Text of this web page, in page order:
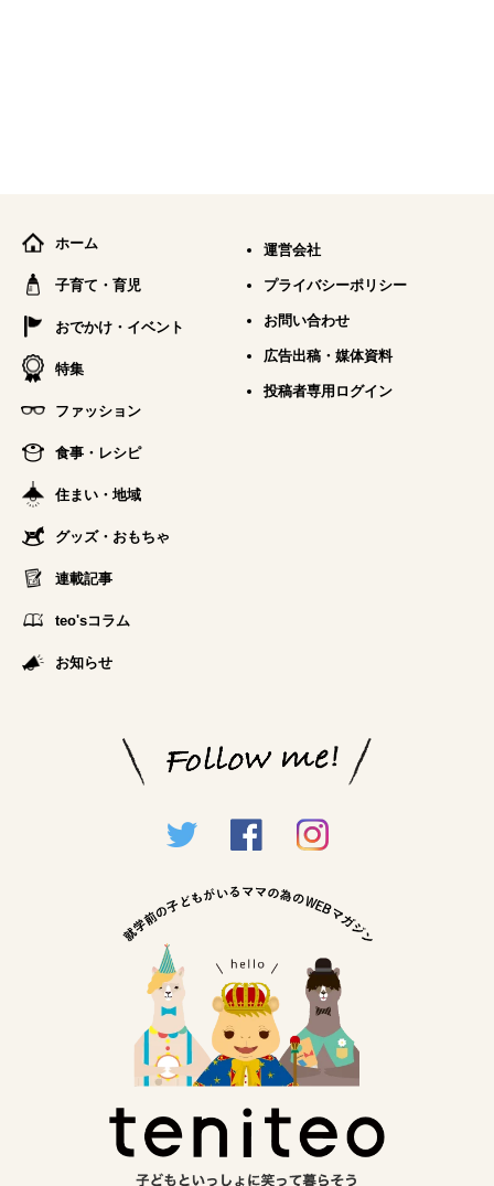
ホーム
子育て・育児
おでかけ・イベント
特集
ファッション
食事・レシピ
住まい・地域
グッズ・おもちゃ
連載記事
teo'sコラム
お知らせ
運営会社
プライバシーポリシー
お問い合わせ
広告出稿・媒体資料
投稿者専用ログイン